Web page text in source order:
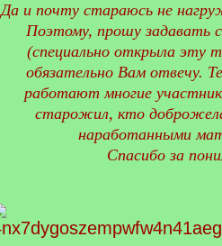
Да и почту стараюсь не
Поэтому, прошу задавать
(специально открыла эту
обязательно Вам отвечу.
работают многие
старожил, кто
наработанными
Спасибо за